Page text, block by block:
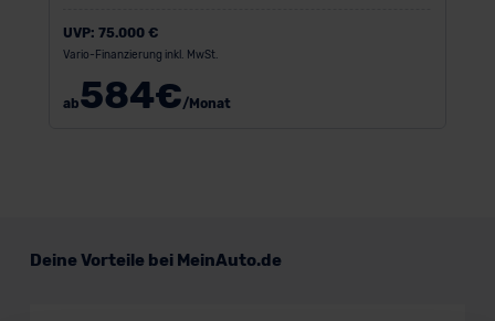
UVP: 75.000 €
Vario-Finanzierung inkl. MwSt.
ab584€/Monat
Deine Vorteile bei MeinAuto.de